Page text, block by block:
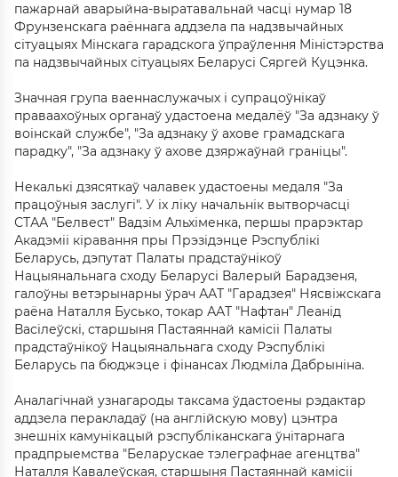
пажарнай аварыйна-выратавальнай часці нумар 18
Фрунзенскага раённага аддзела па надзвычайных
сітуацыях Мінскага гарадскога ўпраўлення Міністэрства
па надзвычайных сітуацыях Беларусі Сяргей Куцэнка.
Значная група ваеннаслужачых і супрацоўнікаў
праваахоўных органаў удастоена медалёў "За адзнаку ў
воінскай службе", "За адзнаку ў ахове грамадскага
парадку", "За адзнаку ў ахове дзяржаўнай граніцы".
Некалькі дзясяткаў чалавек удастоены медаля "За
працоўныя заслугі". У іх ліку начальнік вытворчасці
СТАА "Белвест" Вадзім Альхіменка, першы прарэктар
Акадэміі кіравання пры Прэзідэнце Рэспублікі
Беларусь, дэпутат Палаты прадстаўнікоў
Нацыянальнага сходу Беларусі Валерый Барадзеня,
галоўны ветэрынарны ўрач ААТ "Гарадзея" Нясвіжскага
раёна Наталля Бусько, токар ААТ "Нафтан" Леанід
Васілеўскі, старшыня Пастаяннай камісіі Палаты
прадстаўнікоў Нацыянальнага сходу Рэспублікі
Беларусь па бюджэце і фінансах Людміла Дабрыніна.
Аналагічнай узнагароды таксама ўдастоены рэдактар
аддзела перакладаў (на англійскую мову) цэнтра
знешніх камунікацый рэспубліканскага ўнітарнага
прадпрыемства "Беларускае тэлеграфнае агенцтва"
Наталля Кавалеўская, старшыня Пастаяннай камісіі